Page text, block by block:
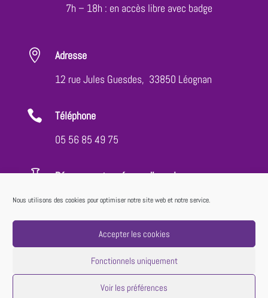
Nous utilisons des cookies pour optimiser notre site web et notre service.
Accepter les cookies
Fonctionnels uniquement
Voir les préférences
7h – 18h : en accès libre avec badge

Adresse
12 rue Jules Guesdes, 33850 Léognan

Téléphone
05 56 85 49 75

Réservez votre séance d'essai
Votre séance découverte encadrée, avec un
RÉSERVEZ VOTRE SÉANCE